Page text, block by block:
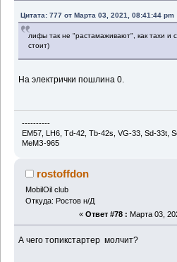
Цитата: 777 от Марта 03, 2021, 08:41:44 pm
лифы так не "растамаживают", как тахи и
стоит)
На электрички пошлина 0.
----------
EM57, LH6, Td-42, Тb-42s, VG-33, Sd-33t,
МеМЗ-965
rostoffdon
MobilOil club
Откуда: Ростов н/Д
« Ответ #78 : Марта 03,
А чего топикстартер молчит?